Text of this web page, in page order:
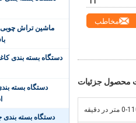
ماشین تراش چوبی
دستگاه بسته بندی
دستگاه بسته
دستگاه بسته
مخاطب
محصول جزئیات
متر در دقیقه